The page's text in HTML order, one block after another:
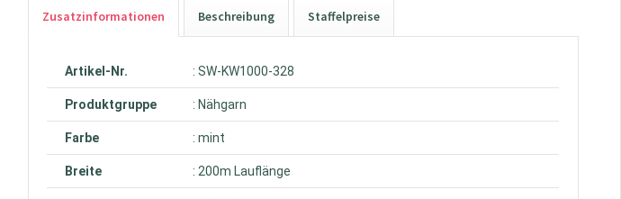
Zusatzinformationen Beschreibung Staffelpreise
Artikel-Nr. : SW-KW1000-328
Produktgruppe : Nähgarn
Farbe : mint
Breite : 200m Lauflänge